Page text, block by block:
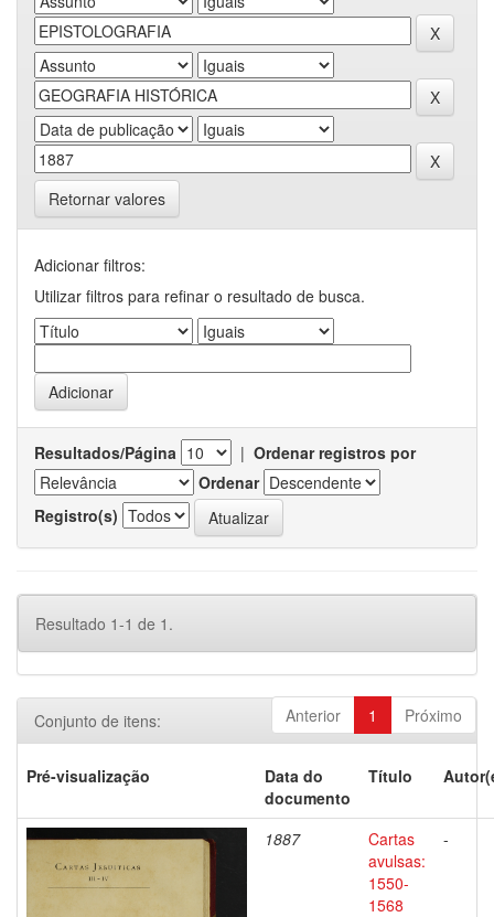
Retornar valores
Adicionar filtros:
Utilizar filtros para refinar o resultado de busca.
Resultados/Página | Ordenar registros por
Ordenar
Registro(s)
Resultado 1-1 de 1.
Anterior 1 Próximo
Conjunto de itens:
Pré-visualização
Data do
documento
Título
1887
Cartas
avulsas:
1550-
1568
-